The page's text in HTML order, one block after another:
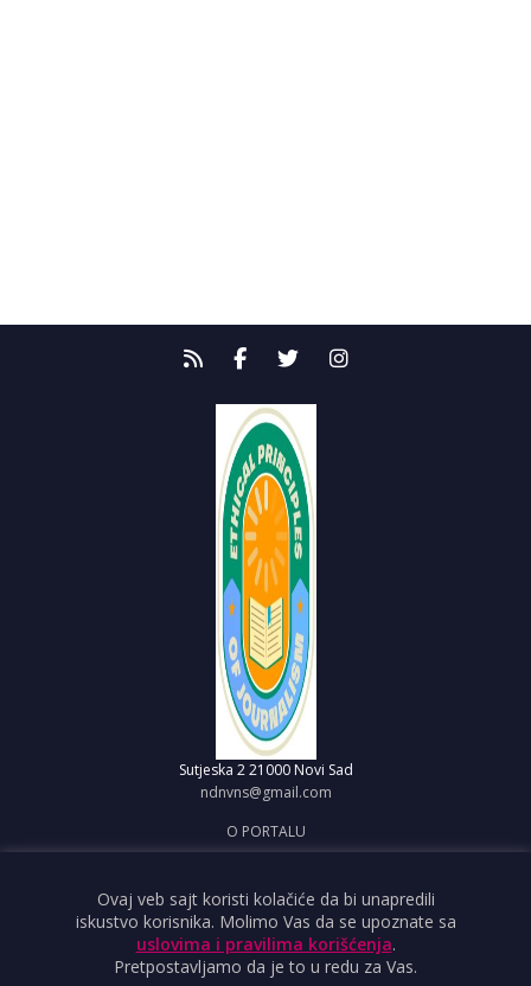
Sutjeska 2 21000 Novi Sad
ndnvns@gmail.com
O PORTALU
OBJAVI VEST
USLOVI KORIŠĆENJA
Ovaj veb sajt koristi kolačiće da bi unapredili
iskustvo korisnika. Molimo Vas da se upoznate sa
uslovima i pravilima korišćenja.
Pretpostavljamo da je to u redu za Vas.